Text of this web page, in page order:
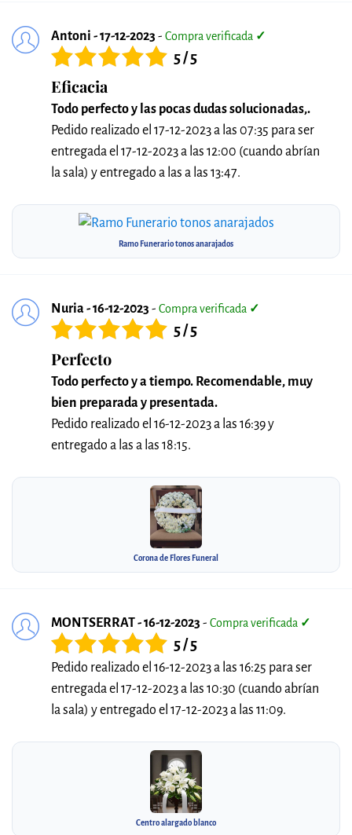
Antoni - 17-12-2023 - Compra verificada ✓
5 / 5
Eficacia
Todo perfecto y las pocas dudas solucionadas,.
Pedido realizado el 17-12-2023 a las 07:35 para ser
entregada el 17-12-2023 a las 12:00 (cuando abrían
la sala) y entregado a las a las 13:47.
Ramo Funerario tonos anarajados
Nuria - 16-12-2023 - Compra verificada ✓
5 / 5
Perfecto
Todo perfecto y a tiempo. Recomendable, muy
bien preparada y presentada.
Pedido realizado el 16-12-2023 a las 16:39 y
entregado a las a las 18:15.
Corona de Flores Funeral
MONTSERRAT - 16-12-2023 - Compra verificada ✓
5 / 5
Pedido realizado el 16-12-2023 a las 16:25 para ser
entregada el 17-12-2023 a las 10:30 (cuando abrían
la sala) y entregado el 17-12-2023 a las 11:09.
Centro alargado blanco